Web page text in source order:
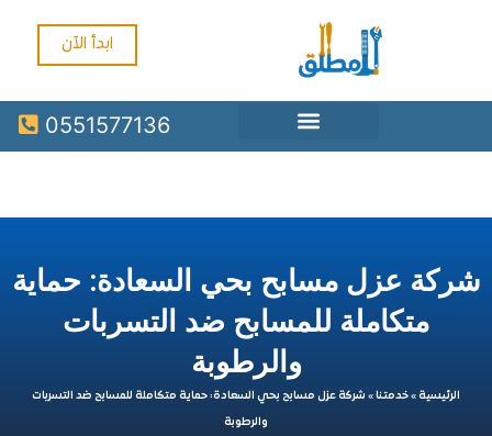
0551577136
عزل مسابح بحي السعادة: حماية
متكاملة للمسابح ضد التسربات
والرطوبة
خدمتنا»شركة عزل مسابح بحي السعادة: حماية متكاملة للمسابح ضد التسربات